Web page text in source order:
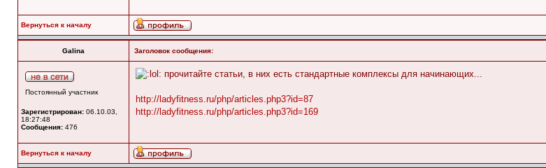
Вернуться к началу
Galina Заголовок сообщения:
Постоянный участник
Зарегистрирован: 06.10.03,
18:27:48
Сообщения: 476
прочитайте статьи, в них есть стандартные комплексы для начинающих...
http://ladyfitness.ru/php/articles.php3?id=87
http://ladyfitness.ru/php/articles.php3?id=169
Вернуться к началу